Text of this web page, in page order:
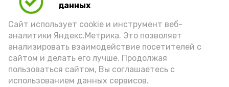
данных
Сайт использует cookie и инструмент веб-
аналитики Яндекс.Метрика. Это позволяет
анализировать взаимодействие посетителей с
сайтом и делать его лучше. Продолжая
пользоваться сайтом, Вы соглашаетесь с
использованием данных сервисов.